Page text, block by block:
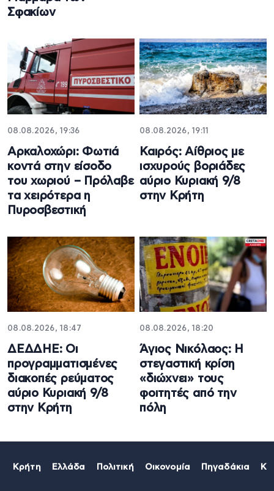
Σφακίων
08.08.2026, 19:36
Αρκαλοχώρι: Φωτιά
κοντά στην είσοδο
του χωριού – Πρόλαβε
τα χειρότερα η
Πυροσβεστική
08.08.2026, 19:11
Καιρός: Αίθριος με
ισχυρούς βοριάδες
αύριο Κυριακή 9/8
στην Κρήτη
08.08.2026, 18:47
ΔΕΔΔΗΕ: Oι
προγραμματισμένες
διακοπές ρεύματος
αύριο Κυριακή 9/8
στην Κρήτη
08.08.2026, 18:20
Άγιος Νικόλαος: Η
στεγαστική κρίση
«διώχνει» τους
φοιτητές από την
πόλη
Κρήτη Ελλάδα Πολιτική Οικονομία Πηγαδάκια